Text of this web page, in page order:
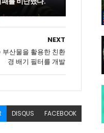
NEXT
산물을 활용한 친환
경 배기 필터를 개발
DISQUS FACEBOOK